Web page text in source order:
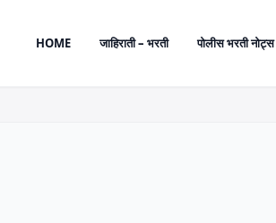
HOME जाहिराती – भरती पोलीस भरती नोट्स